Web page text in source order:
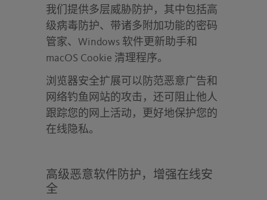
我们提供多层威胁防护，其中包括高
级病毒防护、带诸多附加功能的密码
管家、Windows 软件更新助手和
macOS Cookie 清理程序。
浏览器安全扩展可以防范恶意广告和
网络钓鱼网站的攻击，还可阻止他人
跟踪您的网上活动，更好地保护您的
在线隐私。
高级恶意软件防护，增强在线安
全